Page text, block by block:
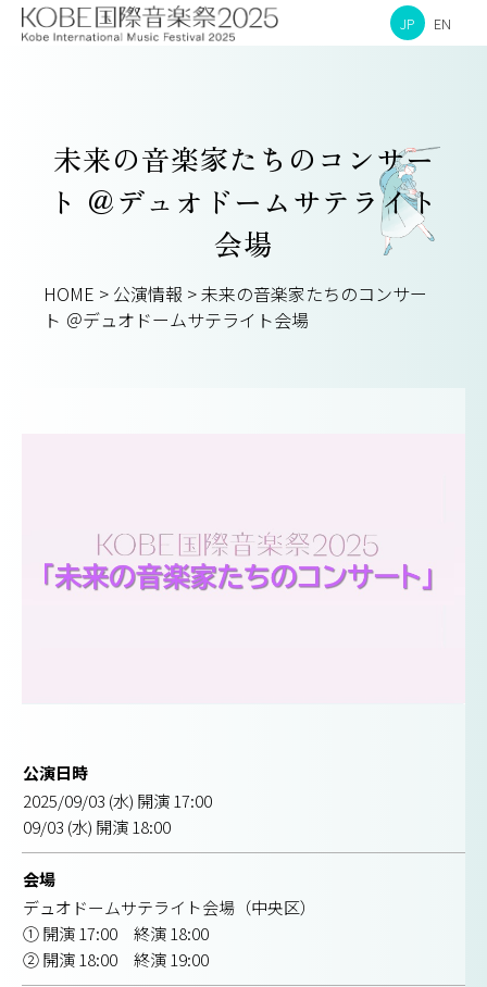
JP EN
未来の音楽家たちのコンサー
ト ＠デュオドームサテライト
会場
HOME > 公演情報 >未来の音楽家たちのコンサー
ト ＠デュオドームサテライト会場
公演日時
2025/09/03 (水) 開演 17:00
09/03 (水) 開演 18:00
会場
デュオドームサテライト会場（中央区）
① 開演 17:00 終演 18:00
② 開演 18:00 終演 19:00